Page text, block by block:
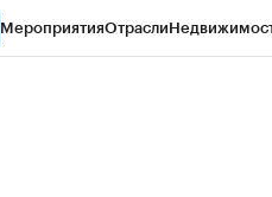
МероприятияОтрасли